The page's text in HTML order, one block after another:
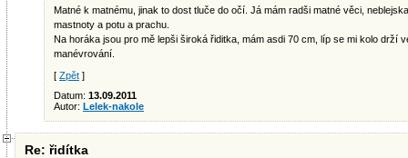
Matné k matnému, jinak to dost tluče do očí. Já mám radši matné věci,
mastnoty a potu a prachu.
Na horáka jsou pro mě lepši široká řiditka, mám asdi 70 cm, líp se mi kolo drží
manévrování.
[ Zpět ]
Datum: 13.09.2011
Autor: Lelek-nakole
Re: řidítka